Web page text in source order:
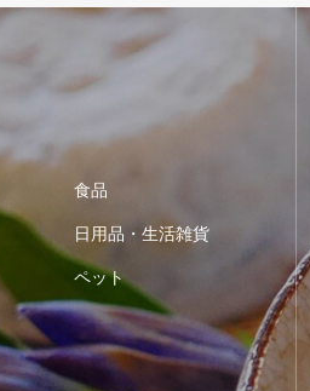
食品
日用品・生活雑貨
ペット